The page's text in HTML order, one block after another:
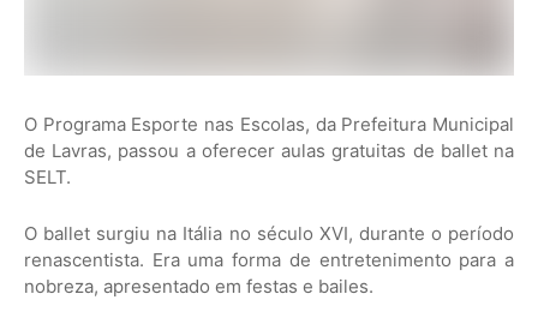
O Programa Esporte nas Escolas, da Prefeitura Municipal
de Lavras, passou a oferecer aulas gratuitas de ballet na
SELT.
O ballet surgiu na Itália no século XVI, durante o período
renascentista. Era uma forma de entretenimento para a
nobreza, apresentado em festas e bailes.